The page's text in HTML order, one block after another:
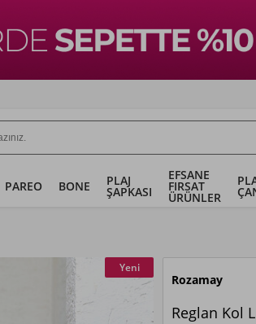
PAREO BONE PLAJ
ŞAPKASI
EFSANE
FIRSAT
ÜRÜNLER
Yeni
Rozamay
Reglan Kol